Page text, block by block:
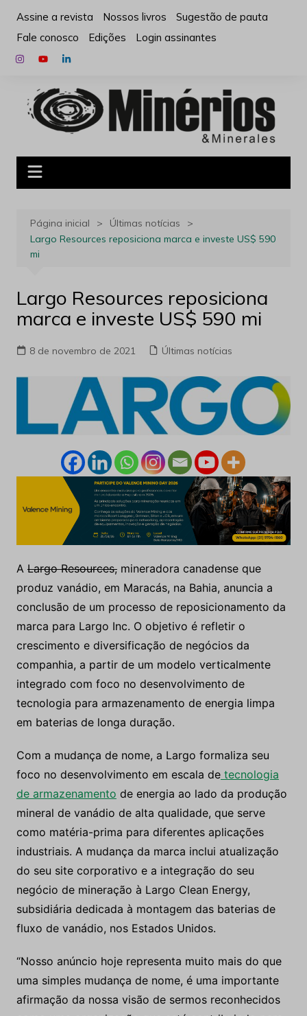
para
conteúdo
Assine a revista Nossos livros
Sugestão de pauta
Fale conosco
Edições Login assinantes
Página inicial
Últimas notícias
Largo Resources reposiciona marca e investe US$ 590
mi
Largo Resources reposiciona
marca e investe US$ 590 mi
8 de novembro de 2021 Últimas notícias
A Largo Resources,mineradora canadense que
produz vanádio, em Maracás, na Bahia, anuncia a
conclusão de um processo de reposicionamento da
marca para Largo Inc. O objetivo é refletir o
crescimento e diversificação de negócios da
companhia, a partir de um modelo verticalmente
integrado com foco no desenvolvimento de
tecnologia para armazenamento de energia limpa
em baterias de longa duração.
Com a mudança de nome, a Largo formaliza seu
foco no desenvolvimento em escala detecnologia
de armazenamento de energia ao lado da produção
mineral de vanádio de alta qualidade, que serve
como matéria-prima para diferentes aplicações
industriais. A mudança da marca inclui atualização
do seu site corporativo e a integração do seu
negócio de mineração à Largo Clean Energy,
subsidiária dedicada à montagem das baterias de
fluxo de vanádio, nos Estados Unidos.
“Nosso anúncio hoje representa muito mais do que
uma simples mudança de nome, é uma importante
afirmação da nossa visão de sermos reconhecidos